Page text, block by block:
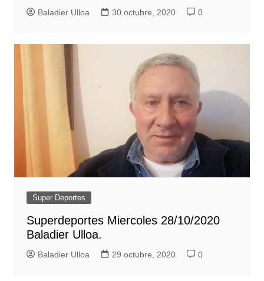
Baladier Ulloa 30 octubre, 2020 0
Super Deportes
Superdeportes Miercoles 28/10/2020
Baladier Ulloa.
Baladier Ulloa 29 octubre, 2020 0